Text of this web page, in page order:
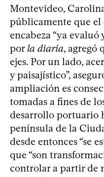
Montevideo,
públicamente que el
encabeza “ya
porla diaria, agregó
ejes. Por un lado,
y paisajístico”,
ampliación es
tomadas a fines de
desarrollo portuario
península de la
desde entonces “se
que “son
controlar a partir de